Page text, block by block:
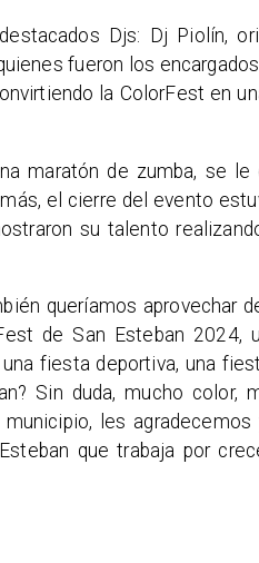
Djs: Dj Piolín,
fueron los
la ColorFest en
maratón de zumba, se
el cierre del evento
su talento
queríamos aprovechar
de San Esteban 2024,
fiesta deportiva, una
Sin duda, mucho color,
les
que trabaja por